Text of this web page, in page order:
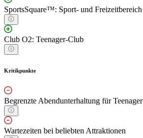
SportsSquare™: Sport- und Freizeitbereich
Club O2: Teenager-Club
Kritikpunkte
Begrenzte Abendunterhaltung für Teenager
Wartezeiten bei beliebten Attraktionen